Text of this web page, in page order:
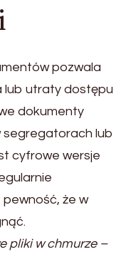
pozwala
lub utraty dostępu
dokumenty
segregatorach lub
cyfrowe wersje
że w
pliki w chmurze –